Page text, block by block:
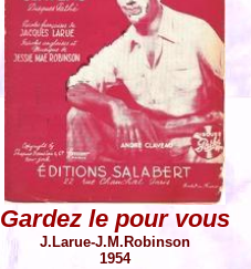
Gardez le pour vous
J.Larue-J.M.Robinson
1954